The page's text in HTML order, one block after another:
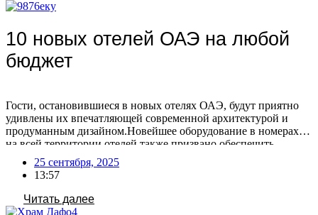
10 новых отелей ОАЭ на любой
бюджет
Гости, остановившиеся в новых отелях ОАЭ, будут приятно
удивлены их впечатляющей современной архитектурой и
продуманным дизайном.Новейшее оборудование в номерах и
на всей территории отелей также призвано обеспечить
максимальный комфорт. Постояльцам доступны
разнообразные опции для идеального отдыха: от личных
бассейнов и ресторанов высокой кухни (включая заведения со
звездами Мишлен) до современных спа- и фитнес-зон, а также
[…]
25 сентября, 2025
13:57
Читать далее